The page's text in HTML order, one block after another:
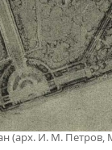
(арх. И. М. Петров,